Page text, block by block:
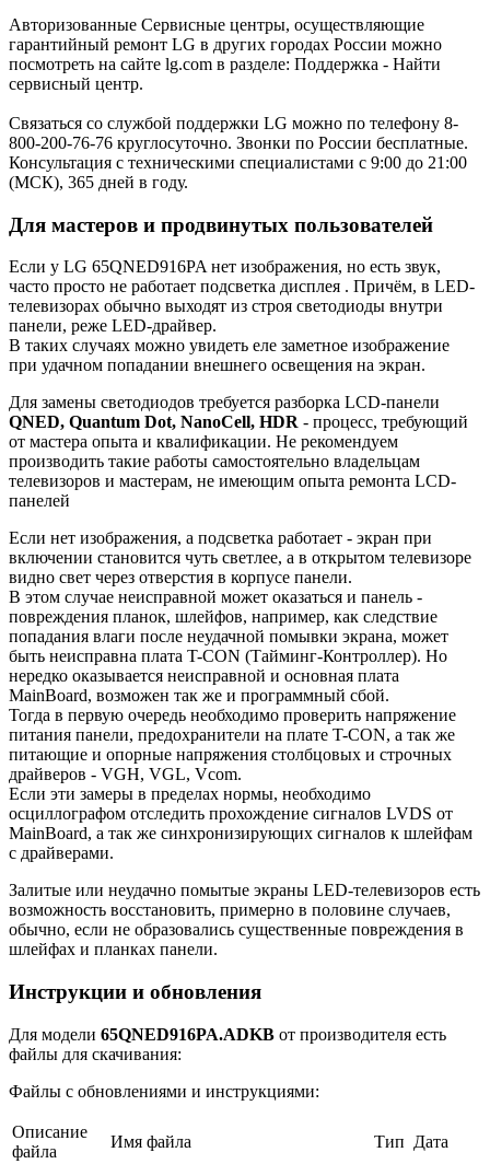
Авторизованные Сервисные центры, осуществляющие
гарантийный ремонт LG в других городах России можно
посмотреть на сайте lg.com в разделе: Поддержка - Найти
сервисный центр.
Связаться со службой поддержки LG можно по телефону 8-
800-200-76-76 круглосуточно. Звонки по России бесплатные.
Консультация с техническими специалистами с 9:00 до 21:00
(МСК), 365 дней в году.
Для мастеров и продвинутых пользователей
Если у LG 65QNED916PA нет изображения, но есть звук,
часто просто не работает подсветка дисплея . Причём, в LED-
телевизорах обычно выходят из строя светодиоды внутри
панели, реже LED-драйвер.
В таких случаях можно увидеть еле заметное изображение
при удачном попадании внешнего освещения на экран.
Для замены светодиодов требуется разборка LCD-панели
QNED, Quantum Dot, NanoCell, HDR - процесс, требующий
от мастера опыта и квалификации. Не рекомендуем
производить такие работы самостоятельно владельцам
телевизоров и мастерам, не имеющим опыта ремонта LCD-
панелей
Если нет изображения, а подсветка работает - экран при
включении становится чуть светлее, а в открытом телевизоре
видно свет через отверстия в корпусе панели.
В этом случае неисправной может оказаться и панель -
повреждения планок, шлейфов, например, как следствие
попадания влаги после неудачной помывки экрана, может
быть неисправна плата T-CON (Тайминг-Контроллер). Но
нередко оказывается неисправной и основная плата
MainBoard, возможен так же и программный сбой.
Тогда в первую очередь необходимо проверить напряжение
питания панели, предохранители на плате T-CON, а так же
питающие и опорные напряжения столбцовых и строчных
драйверов - VGH, VGL, Vcom.
Если эти замеры в пределах нормы, необходимо
осциллографом отследить прохождение сигналов LVDS от
MainBoard, а так же синхронизирующих сигналов к шлейфам
с драйверами.
Залитые или неудачно помытые экраны LED-телевизоров есть
возможность восстановить, примерно в половине случаев,
обычно, если не образовались существенные повреждения в
шлейфах и планках панели.
Инструкции и обновления
Для модели 65QNED916PA.ADKB от производителя есть
файлы для скачивания:
Файлы с обновлениями и инструкциями:
Описание
файла
Имя файла Тип Дата